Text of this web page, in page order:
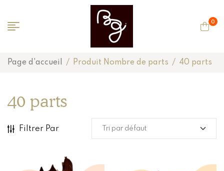
0
Page d'accueil / Produit Nombre de parts / 40 parts
40 parts
Filtrer Par